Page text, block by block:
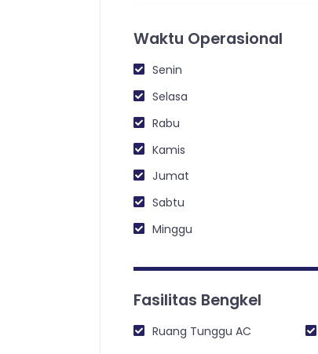
Waktu Operasional
Senin
Selasa
Rabu
Kamis
Jumat
Sabtu
Minggu
Fasilitas Bengkel
Ruang Tunggu AC